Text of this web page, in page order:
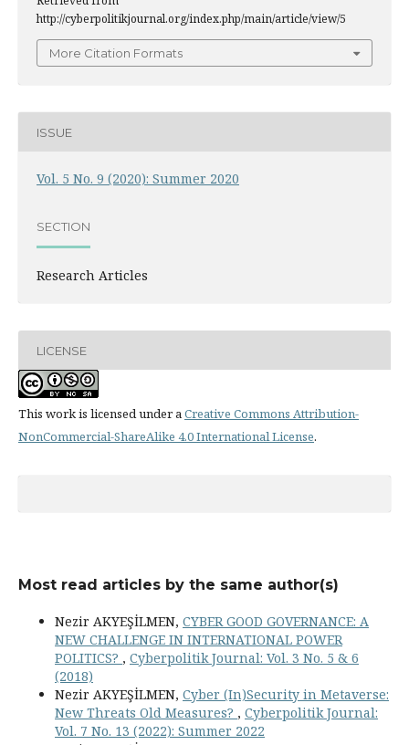
http://cyberpolitikjournal.org/index.php/main/article/view/5
More Citation Formats
ISSUE
Vol. 5 No. 9 (2020): Summer 2020
SECTION
Research Articles
LICENSE
This work is licensed under aCreative Commons Attribution-
NonCommercial-ShareAlike 4.0 International License.
Most read articles by the same author(s)
Nezir AKYEŞİLMEN, CYBER GOOD GOVERNANCE: A
NEW CHALLENGE IN INTERNATIONAL POWER
POLITICS? , Cyberpolitik Journal: Vol. 3 No. 5 & 6
(2018)
Nezir AKYEŞİLMEN, Cyber (In)Security in Metaverse:
New Threats Old Measures? , Cyberpolitik Journal:
Vol. 7 No. 13 (2022): Summer 2022